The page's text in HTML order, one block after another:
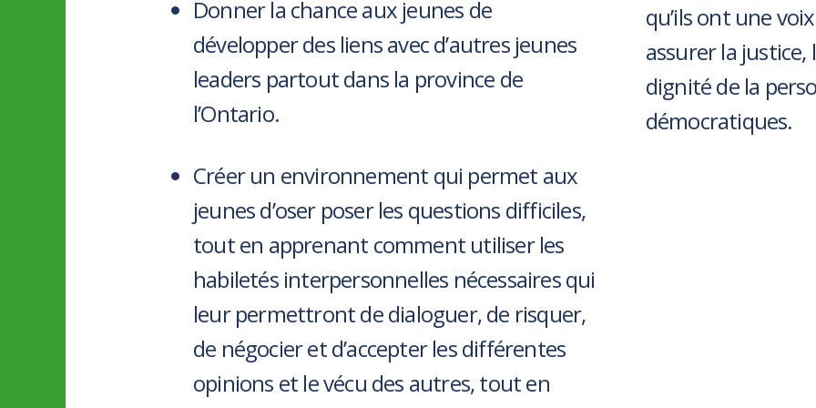
Donner la chance aux jeunes de
développer des liens avec d’autres jeunes
leaders partout dans la province de
l’Ontario.
Créer un environnement qui permet aux
jeunes d’oser poser les questions difficiles,
tout en apprenant comment utiliser les
habiletés interpersonnelles nécessaires qui
leur permettront de dialoguer, de risquer,
de négocier et d’accepter les différentes
opinions et le vécu des autres, tout en
qu’ils ont une
assurer la justice,
dignité de la
démocratiques.